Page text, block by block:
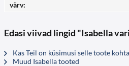
värv:
Edasi viivad lingid "Isabella
Kas Teil on küsimusi selle toote
Muud Isabella tooted